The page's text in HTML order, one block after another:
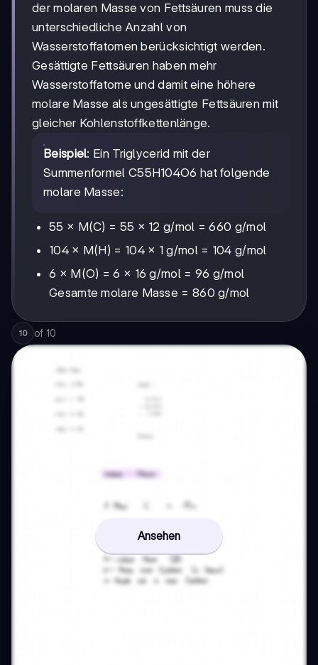
der molaren Masse von Fettsäuren muss die
unterschiedliche Anzahl von
Wasserstoffatomen berücksichtigt werden.
Gesättigte Fettsäuren haben mehr
Wasserstoffatome und damit eine höhere
molare Masse als ungesättigte Fettsäuren mit
gleicher Kohlenstoffkettenlänge.
Beispiel: Ein Triglycerid mit der
Summenformel C55H104O6 hat folgende
molare Masse:
55 × M(C) = 55 × 12 g/mol = 660 g/mol
104 × M(H) = 104 × 1 g/mol = 104 g/mol
6 × M(O) = 6 × 16 g/mol = 96 g/mol
Gesamte molare Masse = 860 g/mol
10 of 10
Ansehen